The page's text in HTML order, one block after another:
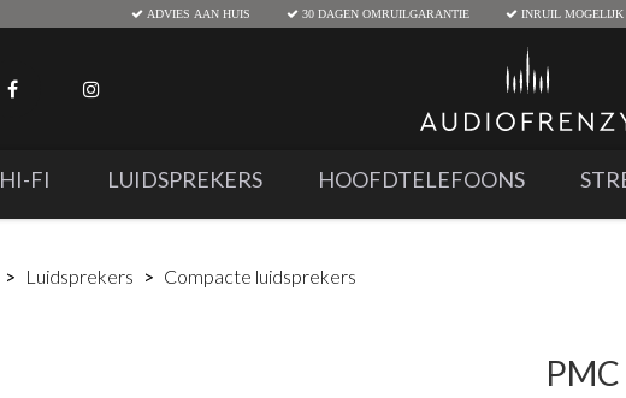
ADVIES AAN HUIS 30 DAGEN OMRUILGARANTIE INRUIL MOGELIJK
HI-FI LUIDSPREKERS HOOFDTELEFOONS
Luidsprekers Compacte luidsprekers
PMC